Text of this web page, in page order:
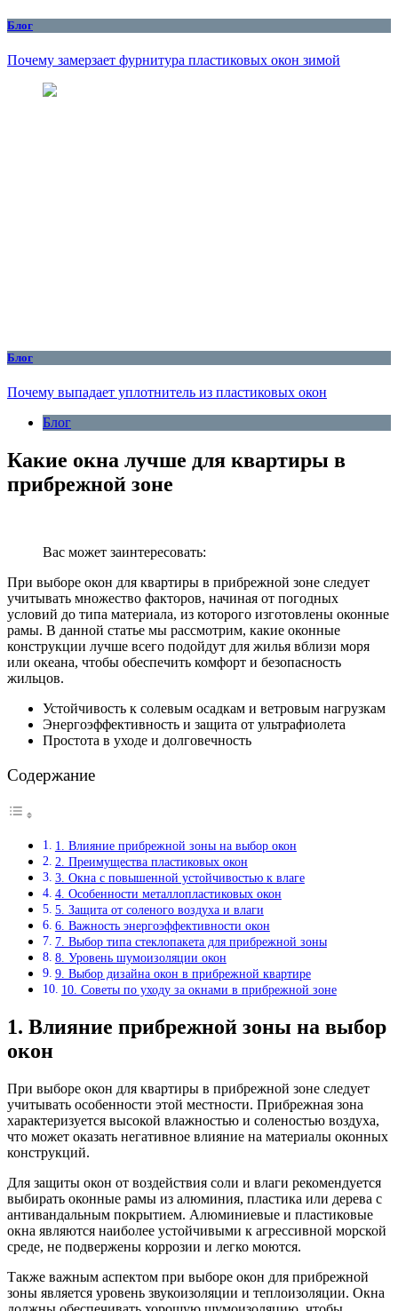
Блог
Почему замерзает фурнитура пластиковых окон зимой
Блог
Почему выпадает уплотнитель из пластиковых окон
Блог
Какие окна лучше для квартиры в
прибрежной зоне
Вас может заинтересовать:
При выборе окон для квартиры в прибрежной зоне следует
учитывать множество факторов, начиная от погодных
условий до типа материала, из которого изготовлены оконные
рамы. В данной статье мы рассмотрим, какие оконные
конструкции лучше всего подойдут для жилья вблизи моря
или океана, чтобы обеспечить комфорт и безопасность
жильцов.
Устойчивость к солевым осадкам и ветровым нагрузкам
Энергоэффективность и защита от ультрафиолета
Простота в уходе и долговечность
Содержание
1. Влияние прибрежной зоны на выбор окон
2. Преимущества пластиковых окон
3. Окна с повышенной устойчивостью к влаге
4. Особенности металлопластиковых окон
5. Защита от соленого воздуха и влаги
6. Важность энергоэффективности окон
7. Выбор типа стеклопакета для прибрежной зоны
8. Уровень шумоизоляции окон
9. Выбор дизайна окон в прибрежной квартире
10. Советы по уходу за окнами в прибрежной зоне
1. Влияние прибрежной зоны на выбор
окон
При выборе окон для квартиры в прибрежной зоне следует
учитывать особенности этой местности. Прибрежная зона
характеризуется высокой влажностью и соленостью воздуха,
что может оказать негативное влияние на материалы оконных
конструкций.
Для защиты окон от воздействия соли и влаги рекомендуется
выбирать оконные рамы из алюминия, пластика или дерева с
антивандальным покрытием. Алюминиевые и пластиковые
окна являются наиболее устойчивыми к агрессивной морской
среде, не подвержены коррозии и легко моются.
Также важным аспектом при выборе окон для прибрежной
зоны является уровень звукоизоляции и теплоизоляции. Окна